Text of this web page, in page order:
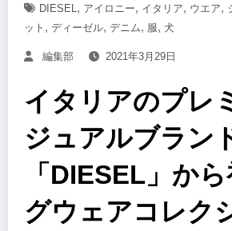
DIESEL, アイロニー, イタリア, ウエア,
ット , ディーゼル, デニム, 服, 犬
編集部 2021年3月29日
イタリアのプレ
ジュアルブラン
「DIESEL」か
グウェアコレク